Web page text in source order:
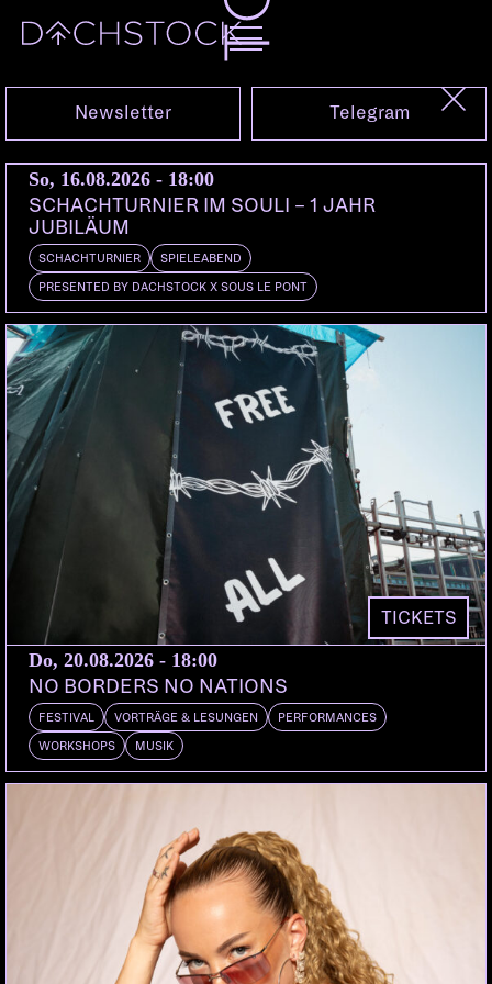
Fr, 23.01.2015
Newsletter Telegram
So, 16.08.2026 - 18:00
SCHACHTURNIER IM SOULI – 1 JAHR
JUBILÄUM
SCHACHTURNIER SPIELEABEND
PRESENTED BY DACHSTOCK X SOUS LE PONT
TICKETS
Do, 20.08.2026 - 18:00
NO BORDERS NO NATIONS
FESTIVAL VORTRÄGE & LESUNGEN PERFORMANCES
WORKSHOPS MUSIK